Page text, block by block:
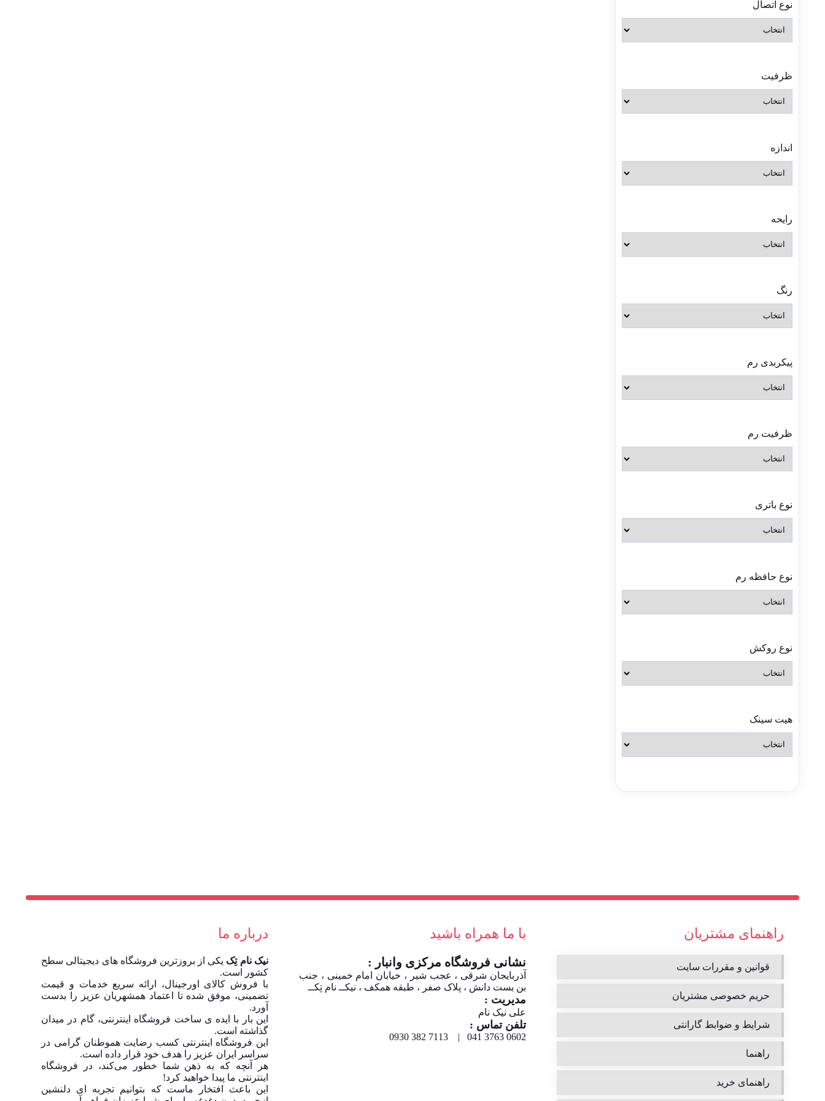
نوع اتصال
ظرفیت
اندازه
رایحه
رنگ
پیکربدی رم
ظرفیت رم
نوع باتری
نوع حافظه رم
نوع روکش
هیت سینک
راهنمای مشتریان
قوانین و مقررات سایت
حریم خصوصی مشتریان
شرایط و ضوابط گارانتی
راهنما
راهنمای خرید
با ما همراه باشید
نشانی فروشگاه مرکزی وانبار :
آذربایجان شرقی ، عجب شیر ، خیابان امام خمینی ، جنب
بن بست دانش ، پلاک صفر ، طبقه همکف ، نیکــ نام تِکــ
مدیریت :
علی نیک نام
تلفن تماس :
0602 3763 041 | 7113 382 0930
درباره ما
نیک نام تِک یکی از بروزترین فروشگاه های دیجیتالی سطح
کشور است.
با فروش کالای اورجینال، ارائه سریع خدمات و قیمت
تضمینی، موفق شده تا اعتماد همشهریان عزیز را بدست
آورد.
این بار با ایده ی ساخت فروشگاه اینترنتی، گام در میدان
گذاشته است.
این فروشگاه اینترنتی کسب رضایت هموطنان گرامی در
سراسر ایران عزیز را هدف خود قرار داده است.
هر آنچه که به ذهن شما خطور می‌کند، در فروشگاه
اینترنتی ما پیدا خواهید کرد!
این باعث افتخار ماست که بتوانیم تجربه ای دلنشین